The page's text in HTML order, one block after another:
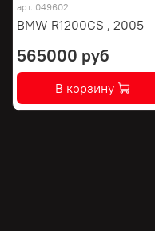
арт. 049602
BMW R1200GS , 2005
565000 руб
В корзину